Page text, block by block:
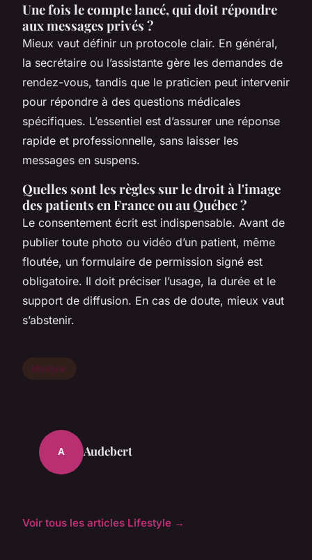
Une fois le compte lancé, qui doit répondre
aux messages privés ?
Mieux vaut définir un protocole clair. En général,
la secrétaire ou l’assistante gère les demandes de
rendez-vous, tandis que le praticien peut intervenir
pour répondre à des questions médicales
spécifiques. L’essentiel est d’assurer une réponse
rapide et professionnelle, sans laisser les
messages en suspens.
Quelles sont les règles sur le droit à l'image
des patients en France ou au Québec ?
Le consentement écrit est indispensable. Avant de
publier toute photo ou vidéo d’un patient, même
floutée, un formulaire de permission signé est
obligatoire. Il doit préciser l’usage, la durée et le
support de diffusion. En cas de doute, mieux vaut
s’abstenir.
lifestyle
A Audebert
Voir tous les articles Lifestyle →